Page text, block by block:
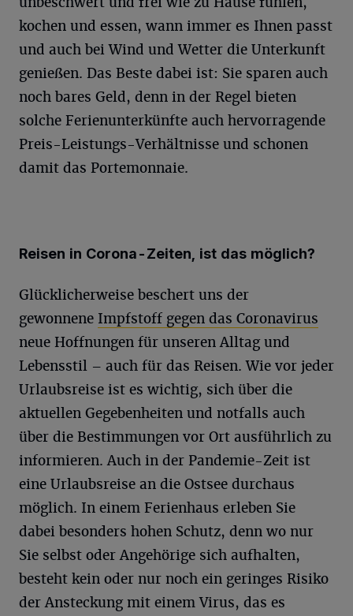
kochen und essen, wann immer es Ihnen passt
und auch bei Wind und Wetter die Unterkunft
genießen. Das Beste dabei ist: Sie sparen auch
noch bares Geld, denn in der Regel bieten
solche Ferienunterkünfte auch hervorragende
Preis-Leistungs-Verhältnisse und schonen
damit das Portemonnaie.
Reisen in Corona-Zeiten, ist das möglich?
Glücklicherweise beschert uns der
gewonnene Impfstoff gegen das Coronavirus
neue Hoffnungen für unseren Alltag und
Lebensstil – auch für das Reisen. Wie vor jeder
Urlaubsreise ist es wichtig, sich über die
aktuellen Gegebenheiten und notfalls auch
über die Bestimmungen vor Ort ausführlich zu
informieren. Auch in der Pandemie-Zeit ist
eine Urlaubsreise an die Ostsee durchaus
möglich. In einem Ferienhaus erleben Sie
dabei besonders hohen Schutz, denn wo nur
Sie selbst oder Angehörige sich aufhalten,
besteht kein oder nur noch ein geringes Risiko
der Ansteckung mit einem Virus, das es